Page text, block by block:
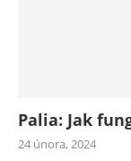
Palia: Jak
24 února, 2024